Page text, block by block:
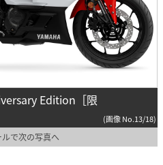
Edition［限
(画像 No.13/18)
で次の写真へ